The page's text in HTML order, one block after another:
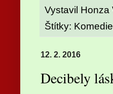
Vystavil Honza
Štítky: Komedie
12. 2. 2016
Decibely